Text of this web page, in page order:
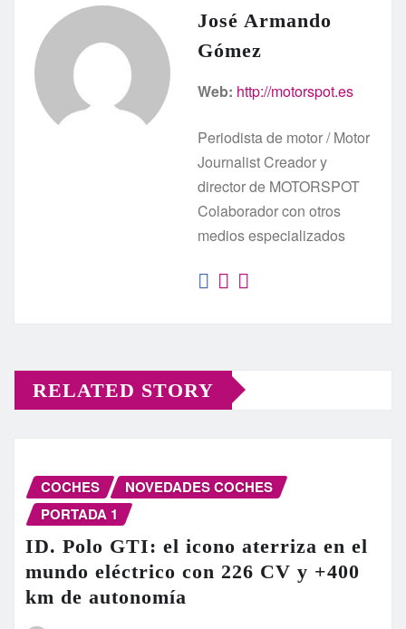
José Armando
Gómez
Web: http://motorspot.es
Periodista de motor / Motor
Journalist Creador y
director de MOTORSPOT
Colaborador con otros
medios especializados
RELATED STORY
COCHES
NOVEDADES COCHES
PORTADA 1
ID. Polo GTI: el icono aterriza en el
mundo eléctrico con 226 CV y +400
km de autonomía